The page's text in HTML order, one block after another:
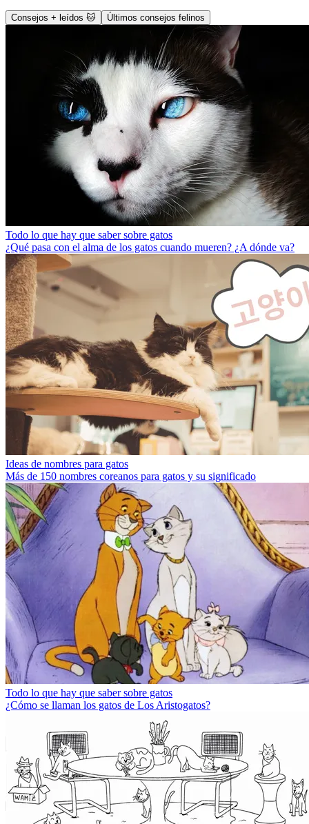
Consejos + leídos 🐱 Últimos consejos felinos
Todo lo que hay que saber sobre gatos
¿Qué pasa con el alma de los gatos cuando mueren? ¿A dónde va?
Ideas de nombres para gatos
Más de 150 nombres coreanos para gatos y su significado
Todo lo que hay que saber sobre gatos
¿Cómo se llaman los gatos de Los Aristogatos?